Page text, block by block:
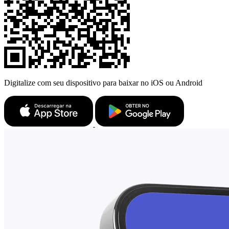
Digitalize com seu dispositivo para baixar no iOS ou Android